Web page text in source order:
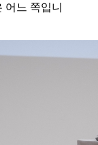
어느 쪽입니